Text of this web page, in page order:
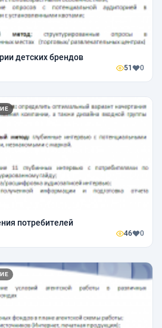
детских брендов
51 0
потребителей
46 0